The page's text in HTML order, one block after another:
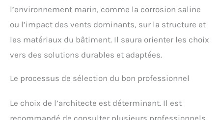
l’environnement marin, comme la corrosion saline
ou l’impact des vents dominants, sur la structure et
les matériaux du bâtiment. Il saura orienter les choix
vers des solutions durables et adaptées.
Le processus de sélection du bon professionnel
Le choix de l’architecte est déterminant. Il est